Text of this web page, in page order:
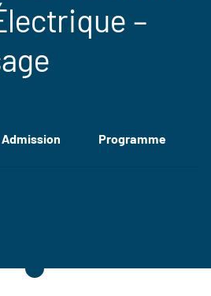
–
de la fiche
Admission Programme